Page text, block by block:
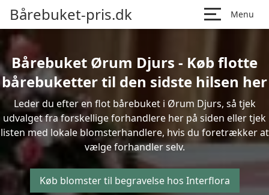
Bårebuket-pris.dk Menu
Bårebuket Ørum Djurs - Køb flotte
bårebuketter til den sidste hilsen her
Leder du efter en flot bårebuket i Ørum Djurs, så tjek
udvalget fra forskellige forhandlere her på siden eller tjek
listen med lokale blomsterhandlere, hvis du foretrækker at
vælge forhandler selv.
Køb blomster til begravelse hos Interflora